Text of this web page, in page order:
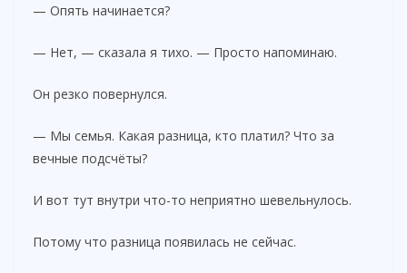
— Опять начинается?
— Нет, — сказала я тихо. — Просто напоминаю.
Он резко повернулся.
— Мы семья. Какая разница, кто платил? Что за
вечные подсчёты?
И вот тут внутри что-то неприятно шевельнулось.
Потому что разница появилась не сейчас.